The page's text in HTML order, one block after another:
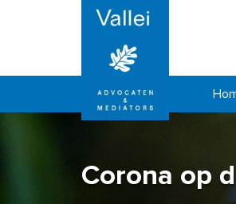
Corona op